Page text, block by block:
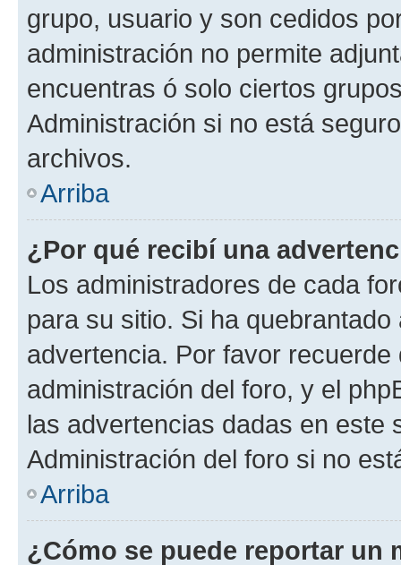
grupo, usuario y son cedidos
administración no permite
encuentras ó solo ciertos
Administración si no está
archivos.
Arriba
¿Por qué recibí una
Los administradores de cada
para su sitio. Si ha
advertencia. Por favor
administración del foro, y el
las advertencias dadas en este
Administración del foro si no
Arriba
¿Cómo se puede reportar un